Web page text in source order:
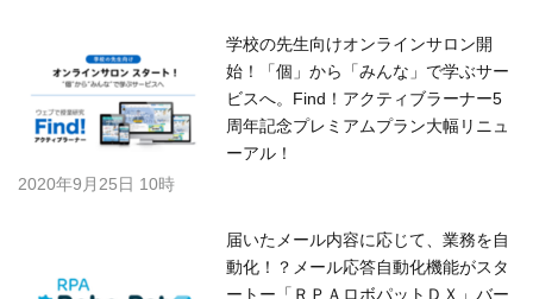
学校の先生向けオンラインサロン開
始！「個」から「みんな」で学ぶサー
ビスへ。Find！アクティブラーナー5
周年記念プレミアムプラン大幅リニュ
ーアル！
2020年9月25日 10時
届いたメール内容に応じて、業務を自
動化！？メール応答自動化機能がスタ
ートー「ＲＰＡロボパットＤＸ」バー